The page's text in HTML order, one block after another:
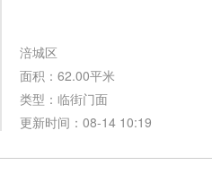
涪城区
面积：62.00平米
类型：临街门面
更新时间：08-14 10:19